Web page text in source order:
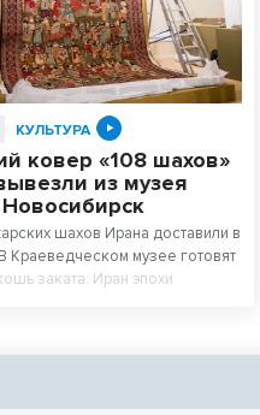
КУЛЬТУРА
ковер «108 шахов»
из музея
шахов Ирана доставили в
Краеведческом музее готовят
заката: Иран эпохи